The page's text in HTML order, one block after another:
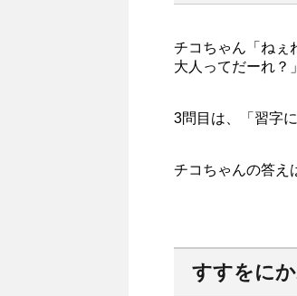
チコちゃん「ねぇ
大人ってだーれ？」
3問目は、「習字
チコちゃんの答え
すすをに